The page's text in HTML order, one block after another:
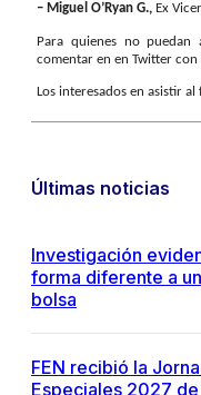
– Miguel O’Ryan G., Ex
Para quienes no
comentar en en Twitter con
Los interesados en asistir
Últimas noticias
Investigación
forma diferente a
bolsa
FEN recibió la
Especiales 2027